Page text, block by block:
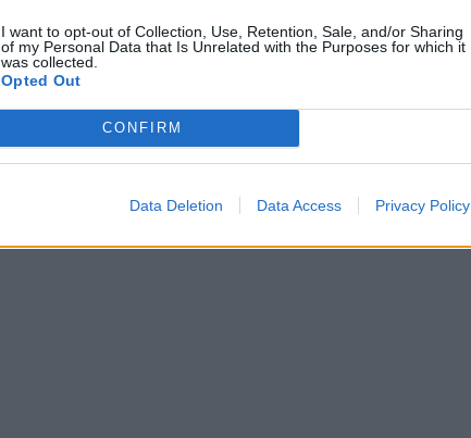
I want to opt-out of Collection, Use, Retention, Sale, and/or Sharing
of my Personal Data that Is Unrelated with the Purposes for which it
was collected.
Opted Out
CONFIRM
Data Deletion Data Access Privacy Policy